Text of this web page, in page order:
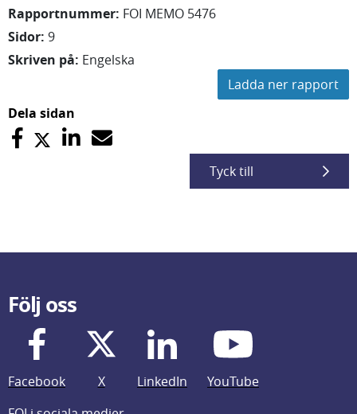
Rapportnummer: FOI MEMO 5476
Sidor: 9
Skriven på: Engelska
Ladda ner rapport
Dela sidan
Tyck till
Följ oss
Facebook X LinkedIn
YouTube